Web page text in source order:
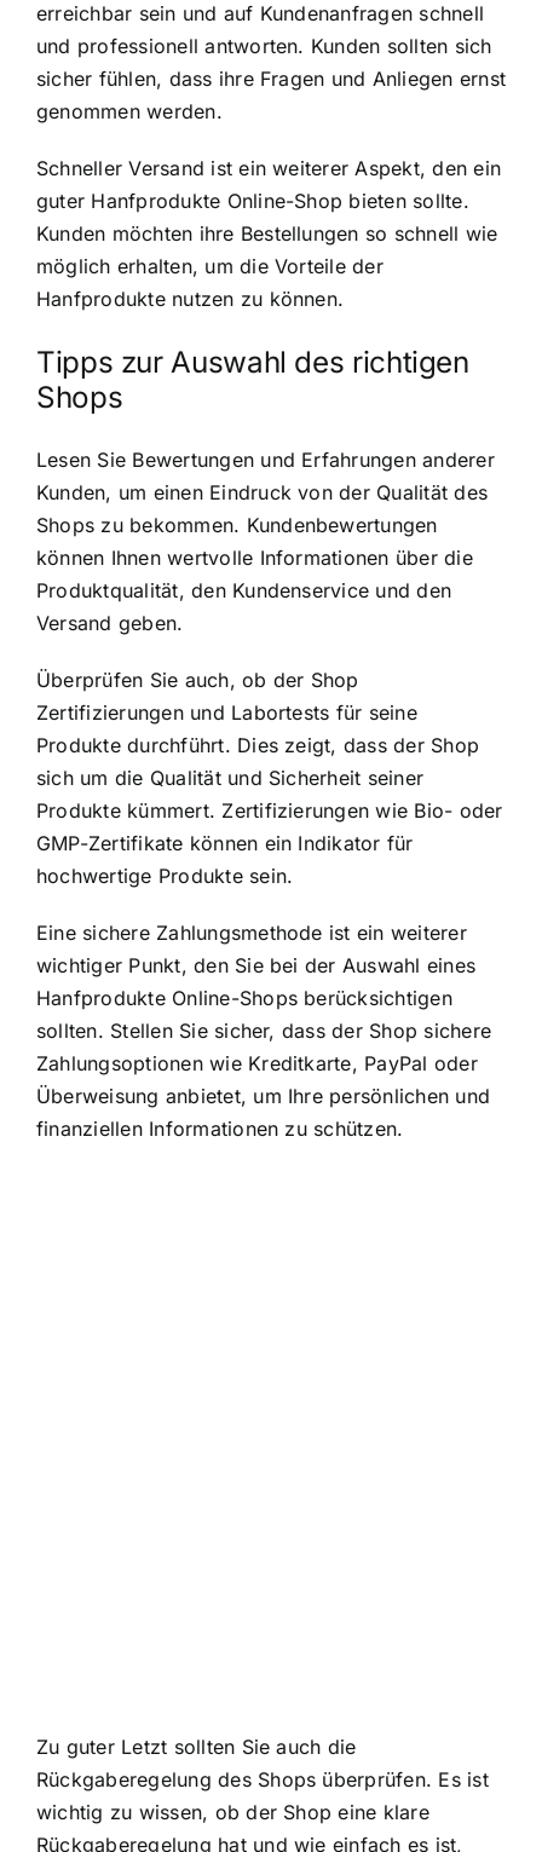
erreichbar sein und auf Kundenanfragen schnell
und professionell antworten. Kunden sollten sich
sicher fühlen, dass ihre Fragen und Anliegen ernst
genommen werden.
Schneller Versand ist ein weiterer Aspekt, den ein
guter Hanfprodukte Online-Shop bieten sollte.
Kunden möchten ihre Bestellungen so schnell wie
möglich erhalten, um die Vorteile der
Hanfprodukte nutzen zu können.
Tipps zur Auswahl des richtigen
Shops
Lesen Sie Bewertungen und Erfahrungen anderer
Kunden, um einen Eindruck von der Qualität des
Shops zu bekommen. Kundenbewertungen
können Ihnen wertvolle Informationen über die
Produktqualität, den Kundenservice und den
Versand geben.
Überprüfen Sie auch, ob der Shop
Zertifizierungen und Labortests für seine
Produkte durchführt. Dies zeigt, dass der Shop
sich um die Qualität und Sicherheit seiner
Produkte kümmert. Zertifizierungen wie Bio- oder
GMP-Zertifikate können ein Indikator für
hochwertige Produkte sein.
Eine sichere Zahlungsmethode ist ein weiterer
wichtiger Punkt, den Sie bei der Auswahl eines
Hanfprodukte Online-Shops berücksichtigen
sollten. Stellen Sie sicher, dass der Shop sichere
Zahlungsoptionen wie Kreditkarte, PayPal oder
Überweisung anbietet, um Ihre persönlichen und
finanziellen Informationen zu schützen.
Zu guter Letzt sollten Sie auch die
Rückgaberegelung des Shops überprüfen. Es ist
wichtig zu wissen, ob der Shop eine klare
Rückgaberegelung hat und wie einfach es ist,